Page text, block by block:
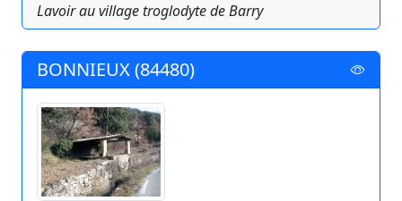
Lavoir au village troglodyte de Barry
BONNIEUX (84480)